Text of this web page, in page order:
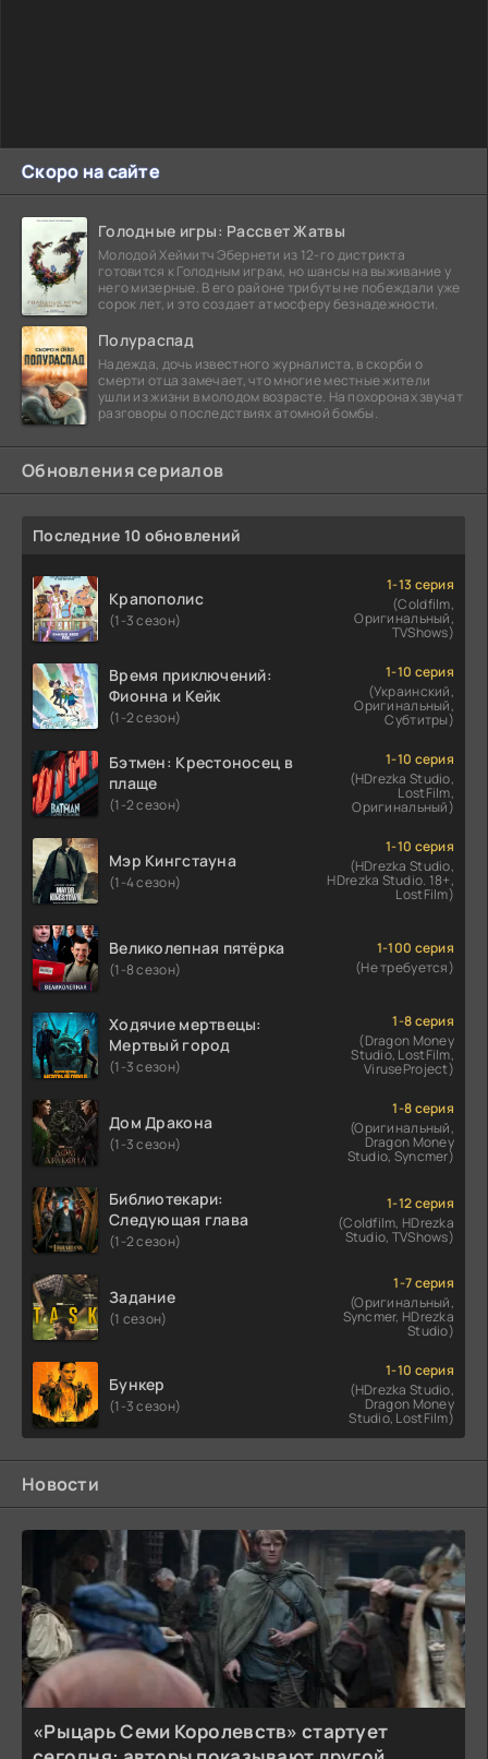
Скоро на сайте
Голодные игры: Рассвет Жатвы
Молодой Хеймитч Эбернети из 12-го дистрикта
готовится к Голодным играм, но шансы на выживание у
него мизерные. В его районе трибуты не побеждали уже
сорок лет, и это создает атмосферу безнадежности.
Полураспад
Надежда, дочь известного журналиста, в скорби о
смерти отца замечает, что многие местные жители
ушли из жизни в молодом возрасте. На похоронах звучат
разговоры о последствиях атомной бомбы.
Обновления сериалов
Последние 10 обновлений
Крапополис
(1-3 сезон)
1-13 серия
(Coldfilm,
Оригинальный,
TVShows)
Время приключений:
Фионна и Кейк
(1-2 сезон)
1-10 серия
(Украинский,
Оригинальный,
Субтитры)
Бэтмен: Крестоносец в
плаще
(1-2 сезон)
1-10 серия
(HDrezka Studio,
LostFilm,
Оригинальный)
Мэр Кингстауна
(1-4 сезон)
1-10 серия
(HDrezka Studio,
HDrezka Studio. 18+,
LostFilm)
Великолепная пятёрка
(1-8 сезон)
1-100 серия
(Не требуется)
Ходячие мертвецы:
Мертвый город
(1-3 сезон)
1-8 серия
(Dragon Money
Studio, LostFilm,
ViruseProject)
Дом Дракона
(1-3 сезон)
1-8 серия
(Оригинальный,
Dragon Money
Studio, Syncmer)
Библиотекари:
Следующая глава
(1-2 сезон)
1-12 серия
(Coldfilm, HDrezka
Studio, TVShows)
Задание
(1 сезон)
1-7 серия
(Оригинальный,
Syncmer, HDrezka
Studio)
Бункер
(1-3 сезон)
1-10 серия
(HDrezka Studio,
Dragon Money
Studio, LostFilm)
Новости
«Рыцарь Семи Королевств» стартует